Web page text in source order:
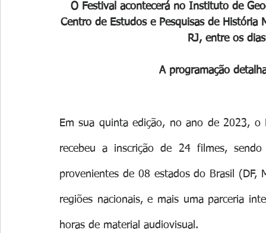
O Festival acontecerá no Instituto de
Centro de Estudos e Pesquisas de História
RJ, entre os
A programação
Em sua quinta edição, no ano de 2023,
recebeu a inscrição de 24 filmes,
provenientes de 08 estados do Brasil (DF,
regiões nacionais, e mais uma parceria
horas de material audiovisual.